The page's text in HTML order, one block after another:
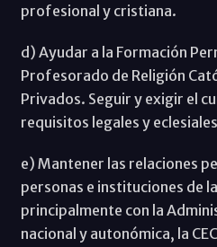
profesional y cristiana.
d) Ayudar a la Formación
Profesorado de Religión
Privados. Seguir y exigir el
requisitos legales y
e) Mantener las relaciones
personas e instituciones de
principalmente con la
nacional y autonómica, la